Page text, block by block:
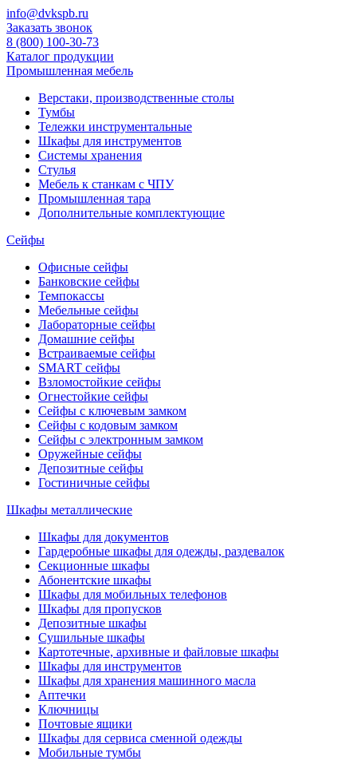
info@dvkspb.ru
Заказать звонок
8 (800) 100-30-73
Каталог продукции
Промышленная мебель
Верстаки, производственные столы
Тумбы
Тележки инструментальные
Шкафы для инструментов
Системы хранения
Стулья
Мебель к станкам с ЧПУ
Промышленная тара
Дополнительные комплектующие
Сейфы
Офисные сейфы
Банковские сейфы
Темпокассы
Мебельные сейфы
Лабораторные сейфы
Домашние сейфы
Встраиваемые сейфы
SMART сейфы
Взломостойкие сейфы
Огнестойкие сейфы
Сейфы с ключевым замком
Сейфы с кодовым замком
Сейфы с электронным замком
Оружейные сейфы
Депозитные сейфы
Гостиничные сейфы
Шкафы металлические
Шкафы для документов
Гардеробные шкафы для одежды, раздевалок
Секционные шкафы
Абонентские шкафы
Шкафы для мобильных телефонов
Шкафы для пропусков
Депозитные шкафы
Сушильные шкафы
Картотечные, архивные и файловые шкафы
Шкафы для инструментов
Шкафы для хранения машинного масла
Аптечки
Ключницы
Почтовые ящики
Шкафы для сервиса сменной одежды
Мобильные тумбы